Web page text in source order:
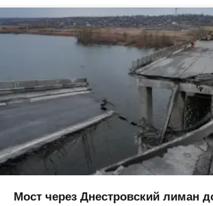
Мост через Днестровский лиман